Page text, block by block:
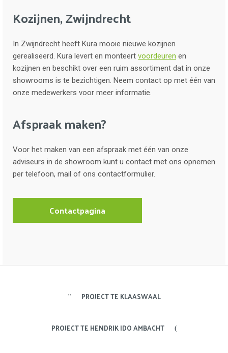
Kozijnen, Zwijndrecht
In Zwijndrecht heeft Kura mooie nieuwe kozijnen
gerealiseerd. Kura levert en monteert voordeuren en
kozijnen en beschikt over een ruim assortiment dat in onze
showrooms is te bezichtigen. Neem contact op met één van
onze medewerkers voor meer informatie.
Afspraak maken?
Voor het maken van een afspraak met één van onze
adviseurs in de showroom kunt u contact met ons opnemen
per telefoon, mail of ons contactformulier.
Contactpagina
PROJECT TE KLAASWAAL
PROJECT TE HENDRIK IDO AMBACHT